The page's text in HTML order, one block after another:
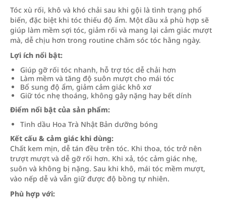
Tóc xù rối, khô và khó chải sau khi gội là tình trạng phổ
biến, đặc biệt khi tóc thiếu độ ẩm. Một dầu xả phù hợp sẽ
giúp làm mềm sợi tóc, giảm rối và mang lại cảm giác mượt
mà, dễ chịu hơn trong routine chăm sóc tóc hằng ngày.
Lợi ích nổi bật:
Giúp gỡ rối tóc nhanh, hỗ trợ tóc dễ chải hơn
Làm mềm và tăng độ suôn mượt cho mái tóc
Bổ sung độ ẩm, giảm cảm giác khô xơ
Giữ tóc nhẹ thoáng, không gây nặng hay bết dính
Điểm nổi bật của sản phẩm:
Tinh dầu Hoa Trà Nhật Bản dưỡng bóng
Kết cấu & cảm giác khi dùng:
Chất kem mịn, dễ tán đều trên tóc. Khi thoa, tóc trở nên
trượt mượt và dễ gỡ rối hơn. Khi xả, tóc cảm giác nhẹ,
suôn và không bị nặng. Sau khi khô, mái tóc mềm mượt,
vào nếp dễ và vẫn giữ được độ bồng tự nhiên.
Phù hợp với: